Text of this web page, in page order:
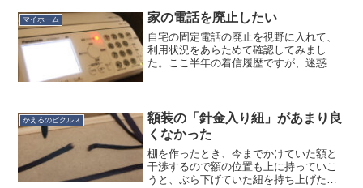
付けました。モノは「福井...
マイホーム 家の電話を廃止したい
自宅の固定電話の廃止を視野に入れて、
利用状況をあらためて確認してみまし
た。ここ半年の着信履歴ですが、迷惑電
ル １件一般電話 ７件...
かえるのピクルス
額装の「針金入り紐」があまり良
くなかった
棚を作ったとき、今までかけていた額と
干渉するので額の位置も上に持っていこ
うと、ぶら下げていた紐を持ち上げたと